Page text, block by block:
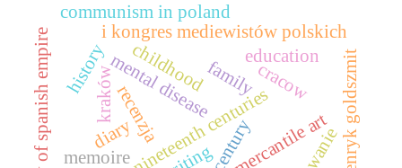
mercantile art
cracow
childhood education
family
mental disease
i kongres mediewistów polskich
krakówrecenzja
communism in poland
diary
memoire
history
history of spanish empire henryk goldszmit